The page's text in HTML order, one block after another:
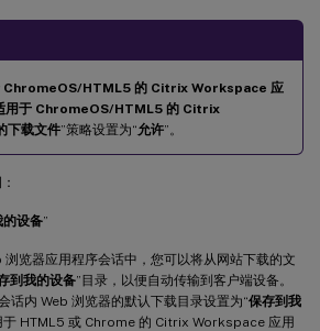
ChromeOS/HTML5 的 Citrix Workspace 应
用于 ChromeOS/HTML5 的 Citrix
下载文件”策略设置为“允许”。
的设备”
览器应用程序会话中，您可以将从网站下载的文
到我的设备”目录，以便自动传输到客户端设备。
话内 Web 浏览器的默认下载目录设置为“保存到我
于 HTML5 或 Chrome 的 Citrix Workspace 应用